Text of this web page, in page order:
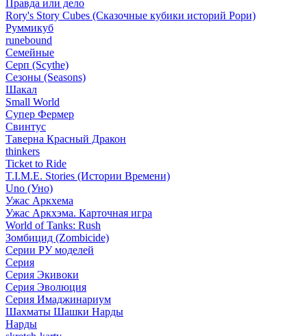
Правда или дело
Rory's Story Cubes (Сказочные кубики историй Рори)
Руммикуб
runebound
Семейные
Серп (Scythe)
Сезоны (Seasons)
Шакал
Small World
Супер Фермер
Свинтус
Таверна Красный Дракон
thinkers
Ticket to Ride
T.I.M.E. Stories (Истории Времени)
Uno (Уно)
Ужас Аркхема
Ужас Аркхэма. Карточная игра
World of Tanks: Rush
Зомбицид (Zombicide)
Серии РУ моделей
Серия
Серия Экивоки
Серия Эволюция
Серия Имаджинариум
Шахматы Шашки Нарды
Нарды